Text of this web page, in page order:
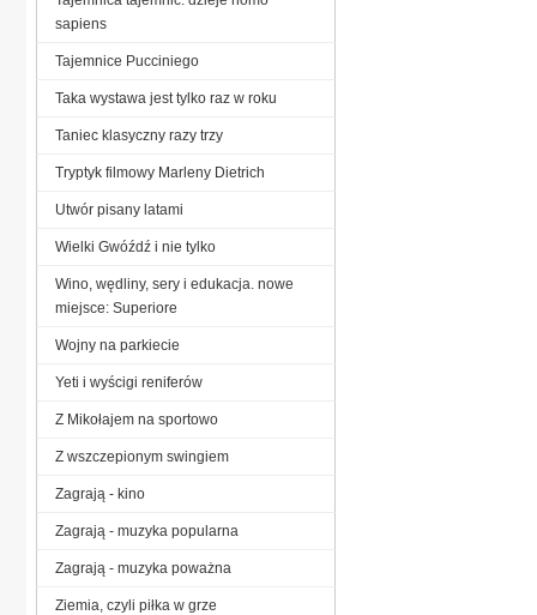
sapiens
Tajemnice Pucciniego
Taka wystawa jest tylko raz w roku
Taniec klasyczny razy trzy
Tryptyk filmowy Marleny Dietrich
Utwór pisany latami
Wielki Gwóźdź i nie tylko
Wino, wędliny, sery i edukacja. nowe
miejsce: Superiore
Wojny na parkiecie
Yeti i wyścigi reniferów
Z Mikołajem na sportowo
Z wszczepionym swingiem
Zagrają - kino
Zagrają - muzyka popularna
Zagrają - muzyka poważna
Ziemia, czyli piłka w grze